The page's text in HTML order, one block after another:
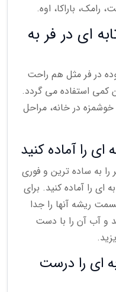
رامک، باراکا، اوه.
ای در فر به
در فر مثل هم راحت
استفاده می گردد.
در خانه، مراحل
ای را آماده کنید
را به ساده ترین و فوری
ای را آماده کنید. برای
ریشه آنها را جدا
و آب آن را با دست
ای را درست